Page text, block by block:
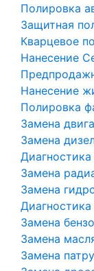
Полировка
Защитная
Кварцевое
Нанесение
Нанесение
Полировка
Замена
Замена
Диагностика
Замена
Замена
Замена
Замена
Замена